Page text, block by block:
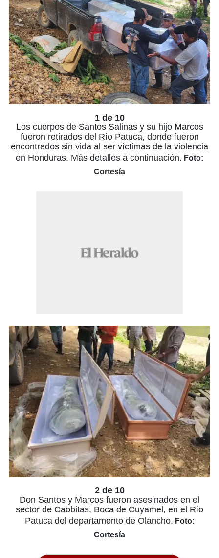
1 de 10
Los cuerpos de Santos Salinas y su hijo Marcos
fueron retirados del Río Patuca, donde fueron
encontrados sin vida al ser víctimas de la violencia
en Honduras. Más detalles a continuación. Foto:
Cortesía
2 de 10
Don Santos y Marcos fueron asesinados en el
sector de Caobitas, Boca de Cuyamel, en el Río
Patuca del departamento de Olancho. Foto:
Cortesía